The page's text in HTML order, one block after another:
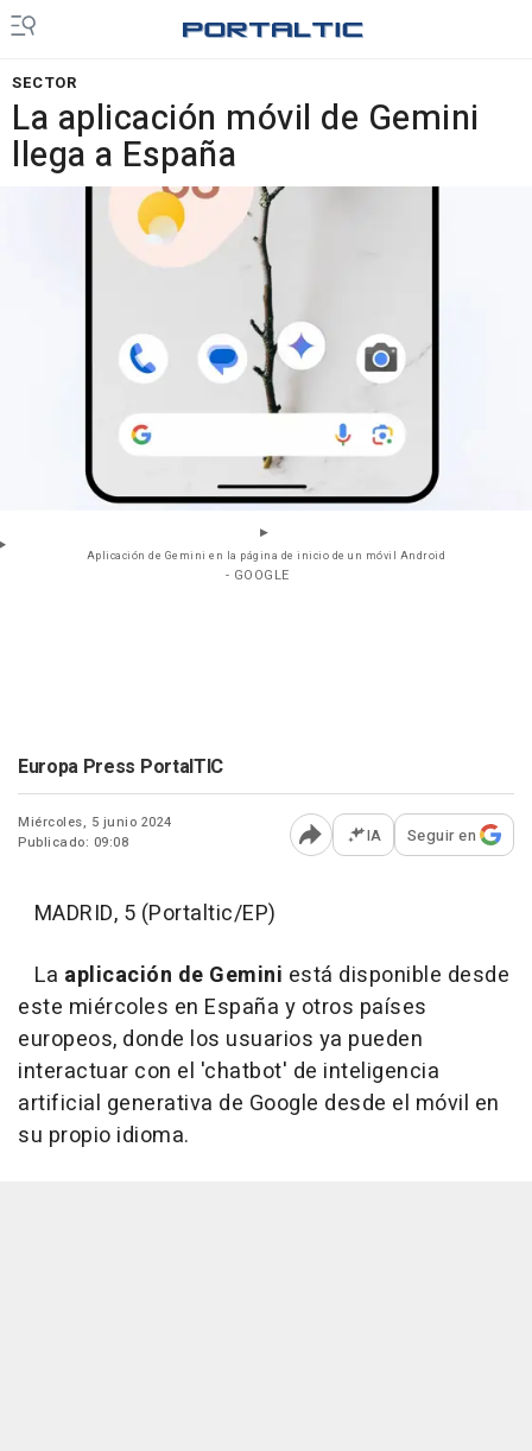
SECTOR
La aplicación móvil de Gemini
llega a España
Aplicación de Gemini en la página de inicio de un móvil Android
- GOOGLE
Europa Press PortalTIC
Miércoles, 5 junio 2024
Publicado: 09:08
Abrir opciones para
IA Seguir en
MADRID, 5 (Portaltic/EP)
La aplicación de Gemini está disponible desde
este miércoles en España y otros países
europeos, donde los usuarios ya pueden
interactuar con el 'chatbot' de inteligencia
artificial generativa de Google desde el móvil en
su propio idioma.